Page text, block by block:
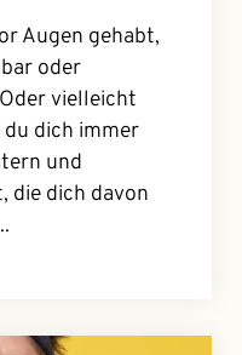
Augen gehabt,
oder
vielleicht
du dich immer
und
die dich davon